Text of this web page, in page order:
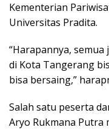
Kementerian
Universitas Pradita.
“Harapannya,
di Kota Tangerang
bisa bersaing,”
Salah satu peserta
Aryo Rukmana